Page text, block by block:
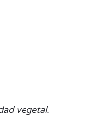
vegetal.